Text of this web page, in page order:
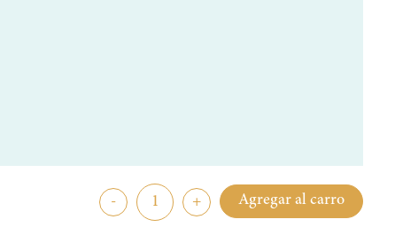
- + Agregar al carro